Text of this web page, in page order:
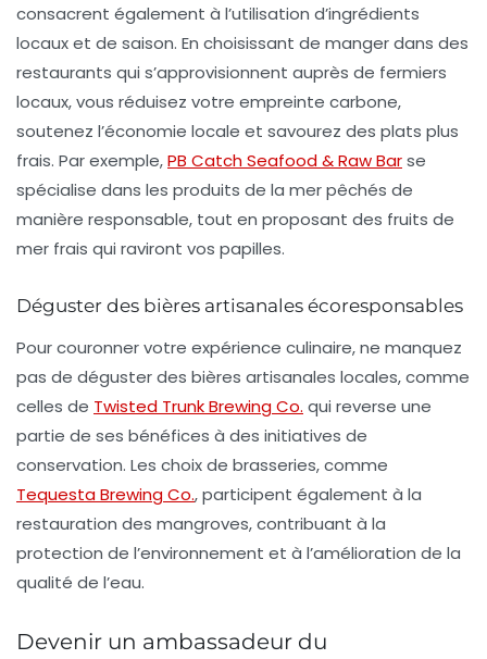
consacrent également à l’utilisation d’ingrédients
locaux et de saison. En choisissant de manger dans des
restaurants qui s’approvisionnent auprès de fermiers
locaux, vous réduisez votre empreinte carbone,
soutenez l’économie locale et savourez des plats plus
frais. Par exemple,PB Catch Seafood & Raw Barse
spécialise dans les produits de la mer pêchés de
manière responsable, tout en proposant des fruits de
mer frais qui raviront vos papilles.
Déguster des bières artisanales écoresponsables
Pour couronner votre expérience culinaire, ne manquez
pas de déguster des bières artisanales locales, comme
celles de Twisted Trunk Brewing Co. qui reverse une
partie de ses bénéfices à des initiatives de
conservation. Les choix de brasseries, comme
Tequesta Brewing Co., participent également à la
restauration des mangroves, contribuant à la
protection de l’environnement et à l’amélioration de la
qualité de l’eau.
Devenir un ambassadeur du